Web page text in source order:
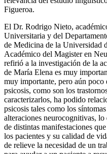
Figueroa.
El Dr. Rodrigo Nieto,
Universitaria y del
de Medicina de la Universidad
Académico del Magister en
refirió a la investigación de la
de María Elena es muy
muy importante, pero aún poco
psicosis, como son los
caracterizarlos, ha podido
psicosis tales como los
alteraciones neurocognitivas,
de distintas manifestaciones
los pacientes y su calidad de
de relieve la necesidad de un